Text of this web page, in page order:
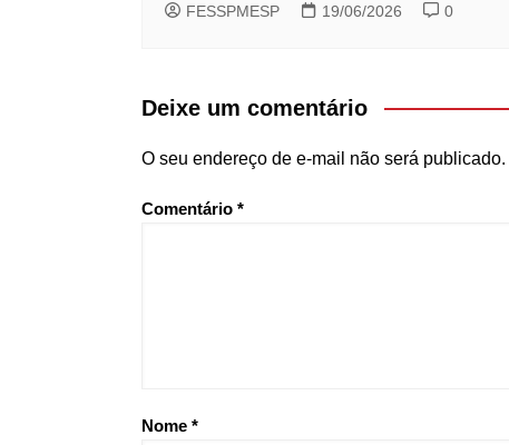
FESSPMESP 19/06/2026 0
Deixe um comentário
O seu endereço de e-mail não será publicado.
Comentário *
Nome *